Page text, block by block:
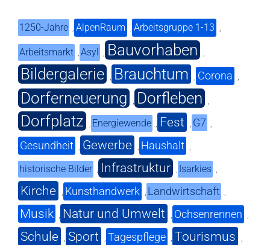
1250-Jahre , AlpenRaum , Arbeitsgruppe 1-13 ,
Arbeitsmarkt ,Asyl , Bauvorhaben ,
Bildergalerie , Brauchtum , Corona ,
Dorferneuerung , Dorfleben ,
Dorfplatz , Energiewende , Fest , G7 ,
Gesundheit , Gewerbe , Haushalt ,
historische Bilder , Infrastruktur , Isarkies ,
Kirche , Kunsthandwerk , Landwirtschaft ,
Musik , Natur und Umwelt , Ochsenrennen ,
Schule , Sport , Tagespflege , Tourismus ,